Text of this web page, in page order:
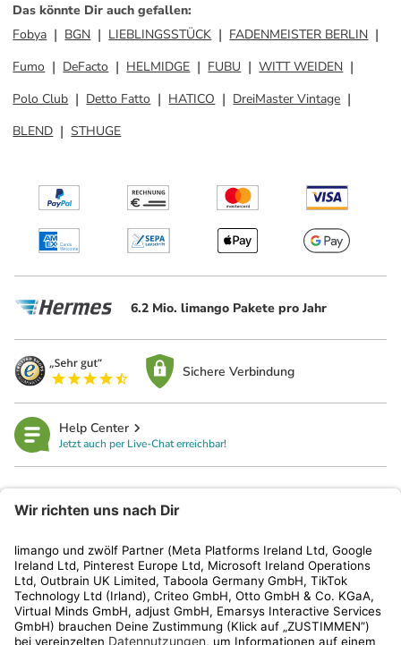
Das könnte Dir auch gefallen:
Fobya
BGN LIEBLINGSSTÜCK
FADENMEISTER BERLIN
Fumo
DeFacto HELMIDGE FUBU
WITT WEIDEN
Polo Club
Detto Fatto HATICO
DreiMaster Vintage
BLEND
STHUGE
6.2 Mio. limango Pakete pro Jahr
Sichere Verbindung
Help Center
Jetzt auch per Live-Chat erreichbar!
Kundenservice
Shop